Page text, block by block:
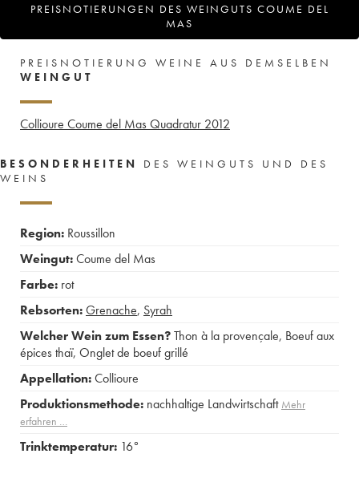
PREISNOTIERUNGEN DES WEINGUTS COUME DEL
MAS
PREISNOTIERUNG WEINE AUS DEMSELBEN
WEINGUT
Collioure Coume del Mas Quadratur 2012
BESONDERHEITEN
DES WEINGUTS UND DES
WEINS
Region: Roussillon
Weingut:Coume del Mas
Farbe: rot
Rebsorten:Grenache, Syrah
Welcher Wein zum Essen?Thon à la provençale, Boeuf aux
épices thaï, Onglet de boeuf grillé
Appellation:Collioure
Produktionsmethode: nachhaltige Landwirtschaft Mehr
erfahren …
Trinktemperatur: 16°